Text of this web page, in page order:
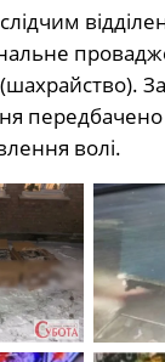
волі.